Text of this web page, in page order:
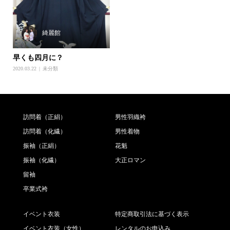
綺麗館
早くも四月に？
2020.03.22 未分類
訪問着（正絹）
訪問着（化繊）
振袖（正絹）
振袖（化繊）
留袖
卒業式袴
男性羽織袴
男性着物
花魁
大正ロマン
イベント衣装
イベント衣装（女性）
特定商取引法に基づく表示
レンタルのお申込み